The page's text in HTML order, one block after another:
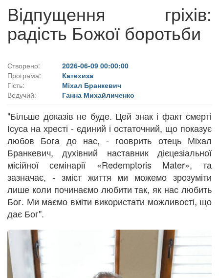
Відпущення гріхів:
радість Божої боротьби
Створено:
2026-06-09 00:00:00
Програма:
Катехиза
Гість:
Міхал Бранкевич
Ведучий:
Ганна Михайличенко
"Більше доказів не буде. Цей знак і факт смерті
Ісуса на хресті - єдиний і остаточний, що показує
любов Бога до нас, - гооврить отець Міхал
Бранкевич, духівний наставник дієцезіальної
місійної семінарії «Redemptoris Mater», та
зазначає, - зміст життя ми можемо зрозуміти
лише коли починаємо любити так, як нас любить
Бог. Ми маємо вміти використати можливості, що
дає Бог".